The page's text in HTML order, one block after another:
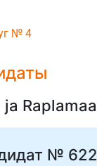
№ 4
Raplamaa
№ 622